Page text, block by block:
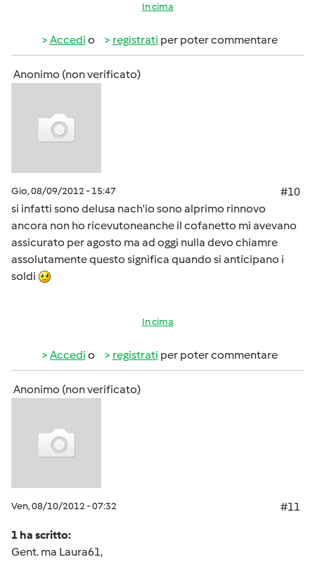
In cima
Accedi o registrati per poter commentare
Anonimo (non verificato)
Gio, 08/09/2012 - 15:47
#10
si infatti sono delusa nach'io sono alprimo rinnovo
ancora non ho ricevutoneanche il cofanetto mi avevano
assicurato per agosto ma ad oggi nulla devo chiamre
assolutamente questo significa quando si anticipano i
soldi
In cima
Accedi o registrati per poter commentare
Anonimo (non verificato)
Ven, 08/10/2012 - 07:32 #11
1 ha scritto:
Gent. ma Laura61,